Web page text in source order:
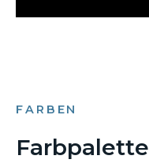
FARBEN
Farbpalette